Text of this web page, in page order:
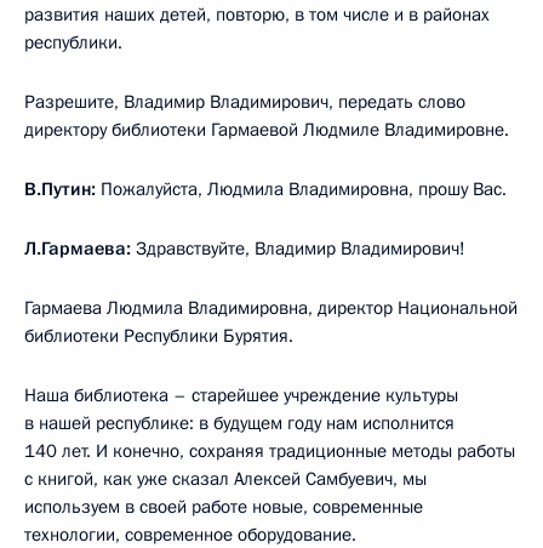
развития наших детей, повторю, в том числе и в районах
республики.
Разрешите, Владимир Владимирович, передать слово
директору библиотеки Гармаевой Людмиле Владимировне.
В.Путин: Пожалуйста, Людмила Владимировна, прошу Вас.
Л.Гармаева: Здравствуйте, Владимир Владимирович!
Гармаева Людмила Владимировна, директор Национальной
библиотеки Республики Бурятия.
Наша библиотека – старейшее учреждение культуры
в нашей республике: в будущем году нам исполнится
140 лет. И конечно, сохраняя традиционные методы работы
с книгой, как уже сказал Алексей Самбуевич, мы
используем в своей работе новые, современные
технологии, современное оборудование.